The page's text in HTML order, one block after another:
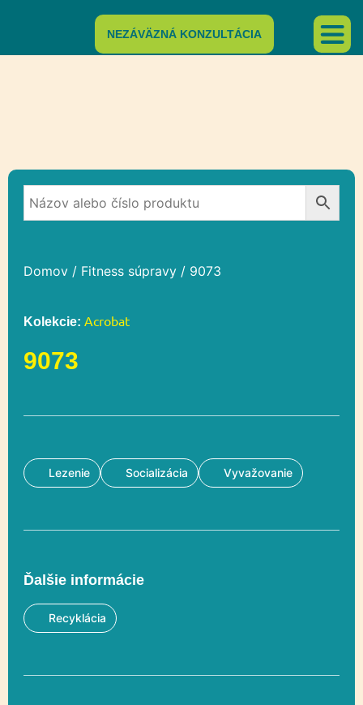
NEZÁVÄZNÁ KONZULTÁCIA
Domov / Fitness súpravy / 9073
Kolekcie: Acrobat
9073
Lezenie Socializácia Vyvažovanie
Ďalšie informácie
Recyklácia